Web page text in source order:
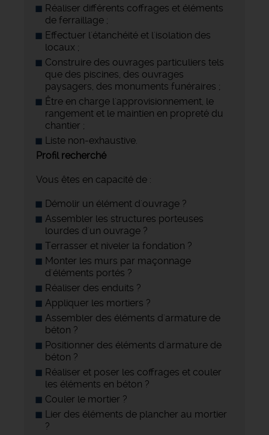
Réaliser différents coffrages et éléments
de ferraillage ;
Effectuer l'étanchéité et l'isolation des
locaux ;
Construire des ouvrages particuliers tels
que des piscines, des ouvrages
paysagers, des monuments funéraires ;
Être en charge l'approvisionnement, le
rangement et le maintien en propreté du
chantier ;
Liste non-exhaustive.
Profil recherché
Vous êtes en capacité de :
Démolir un élément d'ouvrage ?
Assembler les structures porteuses
lourdes d'un ouvrage ?
Terrasser et niveler la fondation ?
Monter les murs par maçonnage
d'éléments portés ?
Réaliser des enduits ?
Appliquer les mortiers ?
Assembler des éléments d'armature de
béton ?
Positionner des éléments d'armature de
béton ?
Réaliser et poser les coffrages et couler
les éléments en béton ?
Couler le mortier ?
Lier des éléments de plancher au mortier
?